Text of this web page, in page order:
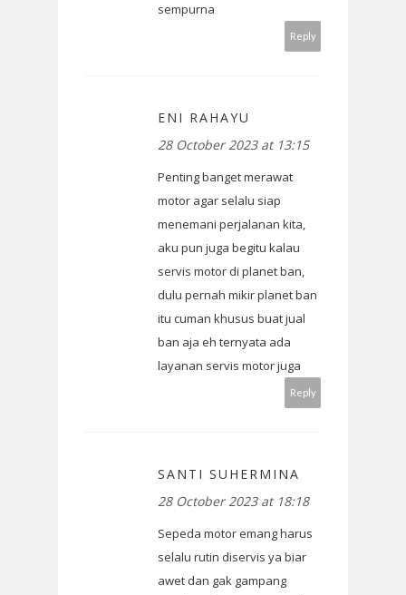
sempurna
Reply
ENI RAHAYU
28 October 2023 at 13:15
Penting banget merawat
motor agar selalu siap
menemani perjalanan kita,
aku pun juga begitu kalau
servis motor di planet ban,
dulu pernah mikir planet ban
itu cuman khusus buat jual
ban aja eh ternyata ada
layanan servis motor juga
Reply
SANTI SUHERMINA
28 October 2023 at 18:18
Sepeda motor emang harus
selalu rutin diservis ya biar
awet dan gak gampang